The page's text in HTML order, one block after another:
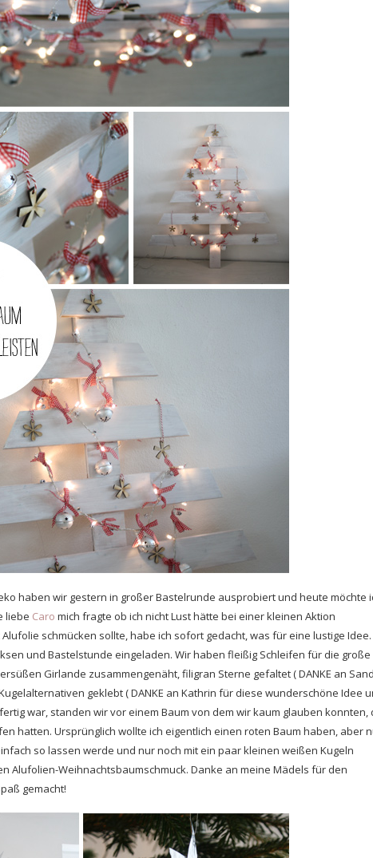
haben wir gestern in großer Bastelrunde ausprobiert und heute möchte
liebe Caro mich fragte ob ich nicht Lust hätte bei einer kleinen Aktion
schmücken sollte, habe ich sofort gedacht, was für eine lustige Idee.
und Bastelstunde eingeladen. Wir haben fleißig Schleifen für die große
Girlande zusammengenäht, filigran Sterne gefaltet ( DANKE an
geklebt ( DANKE an Kathrin für diese wunderschöne Idee
war, standen wir vor einem Baum von dem wir kaum glauben konnten,
hatten. Ursprünglich wollte ich eigentlich einen roten Baum haben, aber
so lassen werde und nur noch mit ein paar kleinen weißen Kugeln
Alufolien-Weihnachtsbaumschmuck. Danke an meine Mädels für den
gemacht!